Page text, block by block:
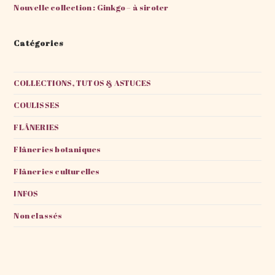
Nouvelle collection : Ginkgo – à siroter
Catégories
COLLECTIONS, TUTOS & ASTUCES
COULISSES
FLÂNERIES
Flâneries botaniques
Flâneries culturelles
INFOS
Non classés